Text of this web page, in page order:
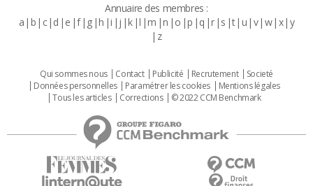
Annuaire des membres :
a b c d e f g h i j k l m n o p q r s t u v w x y
z
Qui sommes nous Contact Publicité Recrutement
Societé
Données personnelles
Paramétrer les cookies
Mentions légales
Tous les articles
Corrections © 2022 CCM Benchmark